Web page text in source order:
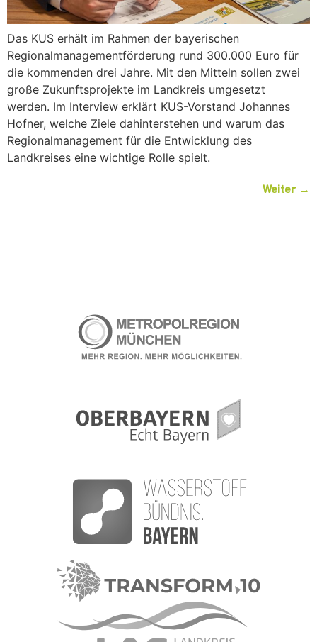
Das KUS erhält im Rahmen der bayerischen
Regionalmanagementförderung rund 300.000 Euro für
die kommenden drei Jahre. Mit den Mitteln sollen zwei
große Zukunftsprojekte im Landkreis umgesetzt
werden. Im Interview erklärt KUS-Vorstand Johannes
Hofner, welche Ziele dahinterstehen und warum das
Regionalmanagement für die Entwicklung des
Landkreises eine wichtige Rolle spielt.
Weiter →